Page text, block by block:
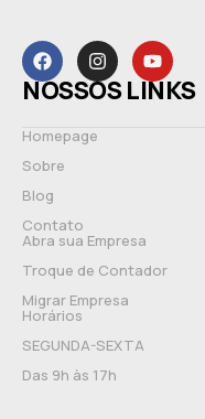
NOSSOS LINKS
Homepage
Sobre
Blog
Contato
Abra sua Empresa
Troque de Contador
Migrar Empresa
Horários
SEGUNDA-SEXTA
Das 9h às 17h